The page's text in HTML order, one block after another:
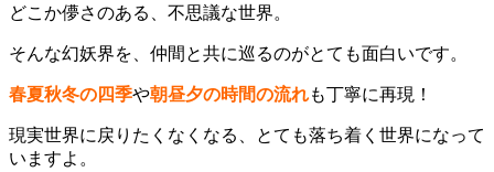
どこか儚さのある、不思議な世界。
そんな幻妖界を、仲間と共に巡るのがとても面白いです。
春夏秋冬の四季や朝昼夕の時間の流れも丁寧に再現！
現実世界に戻りたくなくなる、とても落ち着く世界になって
いますよ。